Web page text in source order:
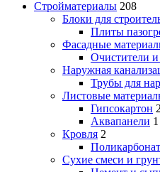
Стройматериалы 208
Блоки для
Плиты
Фасадные
Очистители
Наружная
Трубы для
Листовые
Гипсокартон 2
Аквапанели 1
Кровля 2
Поликарбонат
Сухие смеси и